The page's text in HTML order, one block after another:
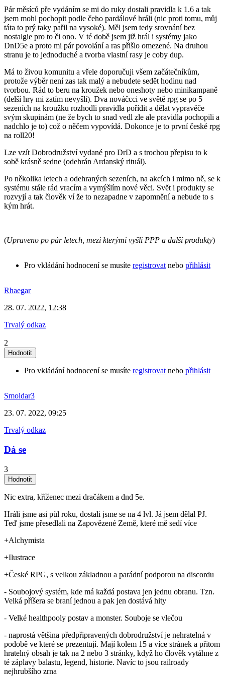
Pár měsíců pře vydáním se mi do ruky dostali pravidla k 1.6 a tak
jsem mohl pochopit podle čeho pardálové hráli (nic proti tomu, můj
táta to prý taky pařil na vysoké). Měl jsem tedy srovnání bez
nostalgie pro to či ono. V té době jsem již hrál i systémy jako
DnD5e a proto mi pár povolání a ras přišlo omezené. Na druhou
stranu je to jednoduché a tvorba vlastní rasy je coby dup.
Má to živou komunitu a vřele doporučuji všem začátečníkům,
protože výběr není zas tak malý a nebudete sedět hodinu nad
tvorbou. Rád to beru na kroužek nebo oneshoty nebo minikampaně
(delší hry mi zatím nevyšli). Dva nováčcci ve světě rpg se po 5
sezeních na kroužku rozhodli pravidla pořídit a dělat vypravěče
svým skupinám (ne že bych to snad vedl zle ale pravidla pochopili a
nadchlo je to) což o něčem vypovídá. Dokonce je to první české rpg
na roll20!
Lze vzít Dobrodružství vydané pro DrD a s trochou přepisu to k
sobě krásně sedne (odehrán Ardanský rituál).
Po několika letech a odehraných sezeních, na akcích i mimo ně, se k
systému stále rád vracím a vymýšlím nové věci. Svět i produkty se
rozvyjí a tak člověk ví že to nezapadne v zapomnění a nebude to s
kým hrát.
(Upraveno po pár letech, mezi kterými vyšli PPP a další produkty)
Pro vkládání hodnocení se musíte registrovat nebo přihlásit
Rhaegar
28. 07. 2022, 12:38
Trvalý odkaz
2
Pro vkládání hodnocení se musíte registrovat nebo přihlásit
Smoldar3
23. 07. 2022, 09:25
Trvalý odkaz
Dá se
3
Nic extra, kříženec mezi dračákem a dnd 5e.
Hráli jsme asi půl roku, dostali jsme se na 4 lvl. Já jsem dělal PJ.
Teď jsme přesedlali na Zapovězené Země, které mě sedí více
+Alchymista
+Ilustrace
+České RPG, s velkou základnou a parádní podporou na discordu
- Soubojový systém, kde má každá postava jen jednu obranu. Tzn.
Velká příšera se braní jednou a pak jen dostává hity
- Velké healthpooly postav a monster. Souboje se vlečou
- naprostá většina předpřipravených dobrodružství je nehratelná v
podobě ve které se prezentují. Mají kolem 15 a více stránek a přitom
hratelný obsah je tak na 2 nebo 3 stránky, když ho člověk vytáhne z
té záplavy balastu, legend, historie. Navíc to jsou railroady
nejhrubšího zrna